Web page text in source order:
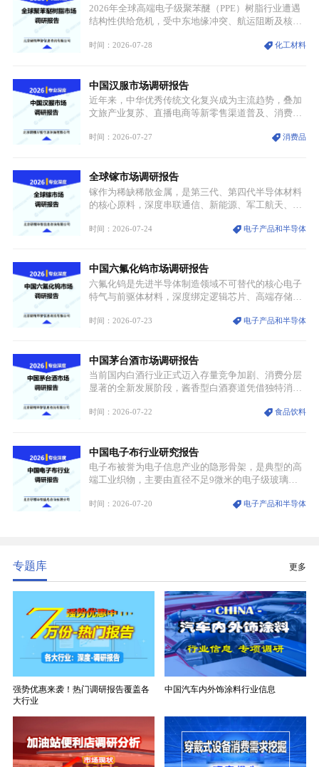
产业，成为现代工业体系中不可或缺的基础材料。
2026年全球高端电子级聚苯醚（PPE）树脂行业遭遇
结构性供给危机，受中东地缘冲突、航运阻断及核心
停产，行业长期维持寡头垄断的供应链格局彻底瓦
价无市”的供给真空，并沿高频覆铜板、PCB电路板向
AI服务器、5G基站等高端电子终端持续传导，全产业
链生产、成本、交付均承受巨大压力。
时间：2026-07-28 化工材料
中国汉服市场调研报告
近年来，中华优秀传统文化复兴成为主流趋势，叠加
文旅产业复苏、直播电商等新零售渠道普及、消费群
服不再局限于传统节日、古风活动等小众场景，逐步
重要载体。同时，行业标准落地、生产技术升级、原
创设计能力提升，进一步夯实产业发展根基，吸引传
统服饰品牌、文旅企业等跨界入局，市场活力持续释
时间：2026-07-27 消费品
全球镓市场调研报告
镓作为稀缺稀散金属，是第三代、第四代半导体材料
的核心原料，深度串联通信、新能源、军工航天、光
与大国科技博弈的关键战略资源。镓并非传统大宗金
领域渗透”的战略体系，成为全球科技产业运转的刚
需资源。
时间：2026-07-24 电子产品和半导体
中国六氟化钨市场调研报告
六氟化钨是先进半导体制造领域不可替代的核心电子
特气与前驱体材料，深度绑定逻辑芯片、高端存储芯
沉积（CVD）、原子层沉积（ALD）工艺专用前驱体
密制造流程。
时间：2026-07-23 电子产品和半导体
中国茅台酒市场调研报告
当前国内白酒行业正式迈入存量竞争加剧、消费分层
显著的全新发展阶段，酱香型白酒赛道凭借独特消费
道。贵州茅台凭借独一无二的核心产区壁垒、刚性产
业。
时间：2026-07-22 食品饮料
中国电子布行业研究报告
电子布被誉为电子信息产业的隐形骨架，是典型的高
端工业织物，主要由直径不足9微米的电子级玻璃纤
生产制造过程中不可或缺的核心基材。电子布具备高
时间：2026-07-20 电子产品和半导体
专题库 更多
强势优惠来袭！热门调研报告覆盖各
大行业
中国汽车内外饰涂料行业信息